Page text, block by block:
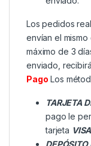
Los pedidos
envían el
máximo de 3
enviado,
Pago Los
TARJETA
pago le
tarjeta VISA